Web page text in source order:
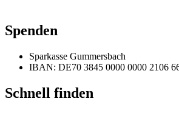
Spenden
Sparkasse Gummersbach
IBAN: DE70 3845 0000 0000 2106
Schnell finden